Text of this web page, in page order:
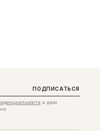
ПОДПИСАТЬСЯ
и даю